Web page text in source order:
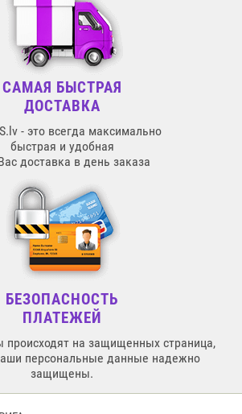
САМАЯ БЫСТРАЯ
ДОСТАВКА
- это всегда максимально
быстрая и удобная
доставка в день заказа
БЕЗОПАСНОСТЬ
ПЛАТЕЖЕЙ
происходят на защищенных страница,
персональные данные надежно
защищены.